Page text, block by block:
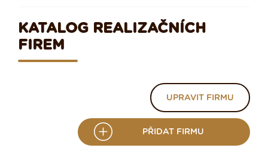
KATALOG REALIZAČNÍCH
FIREM
UPRAVIT FIRMU
PŘIDAT FIRMU